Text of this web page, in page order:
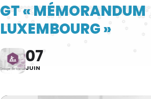
GT « MÉMORANDUM
LUXEMBOURG »
07
JUIN